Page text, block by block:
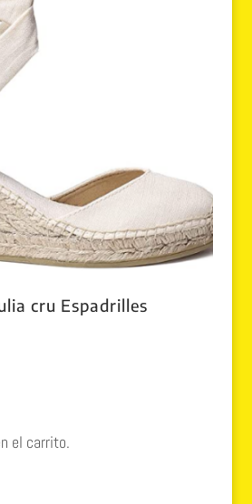
cru Espadrilles
el carrito.